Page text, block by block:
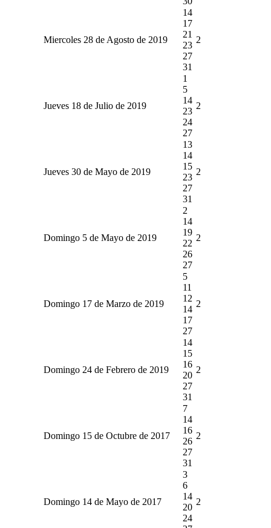
Miercoles 28 de Agosto de 2019
14
17
21
23
27
31
2
Jueves 18 de Julio de 2019
1
5
14
23
24
27
2
Jueves 30 de Mayo de 2019
13
14
15
23
27
31
2
Domingo 5 de Mayo de 2019
2
14
19
22
26
27
2
Domingo 17 de Marzo de 2019
5
11
12
14
17
27
2
Domingo 24 de Febrero de 2019
14
15
16
20
27
31
2
Domingo 15 de Octubre de 2017
7
14
16
26
27
31
2
Domingo 14 de Mayo de 2017
3
6
14
20
24
2